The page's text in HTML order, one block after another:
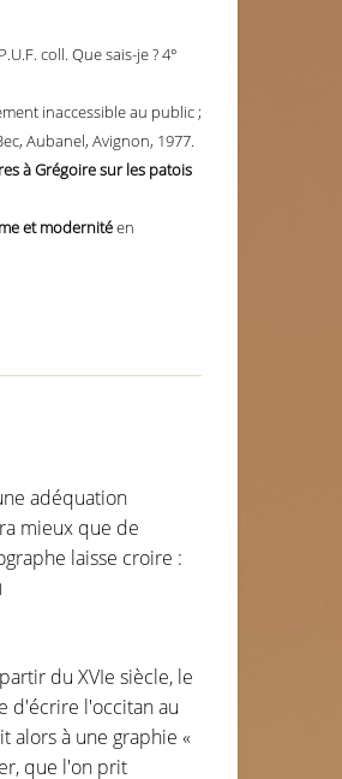
coll. Que sais-je ? 4°
inaccessible au public ;
Aubanel, Avignon, 1977.
à Grégoire sur les patois
et modernitéen
adéquation
mieux que de
laisse croire :
du XVIe siècle, le
d'écrire l'occitan au
alors à une graphie «
que l'on prit